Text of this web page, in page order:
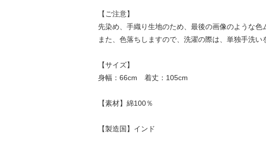
【ご注意】
先染め、手織り生地のため、最後の画像のような色
また、色落ちしますので、洗濯の際は、単独手洗い
【サイズ】
身幅：66cm 着丈：105cm
【素材】綿100％
【製造国】インド